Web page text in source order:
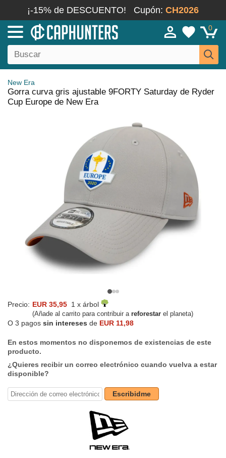
¡-15% de DESCUENTO! Cupón: CH2026
0
New Era
Gorra curva gris ajustable 9FORTY Saturday de Ryder
Cup Europe de New Era
Precio: EUR 35,95 1 x árbol
(Añade al carrito para contribuir a reforestar el planeta)
O 3 pagos sin intereses de EUR 11,98
En estos momentos no disponemos de existencias de este
producto.
¿Quieres recibir un correo electrónico cuando vuelva a estar
disponible?
Escribidme